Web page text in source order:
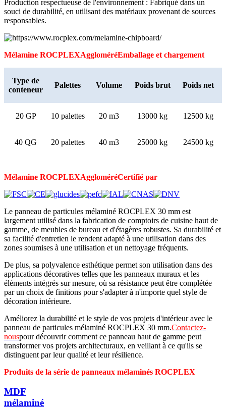
Production respectueuse de l'environnement : Fabriqué dans un
souci de durabilité, en utilisant des matériaux provenant de sources
responsables.
Mélamine ROCPLEXAggloméréEmballage et chargement
Type de
conteneur
Palettes Volume Poids brut Poids net
20 GP 10 palettes 20 m3 13000 kg 12500 kg
40 QG 20 palettes 40 m3 25000 kg 24500 kg
Mélamine ROCPLEXAggloméréCertifié par
Le panneau de particules mélaminé ROCPLEX 30 mm est
largement utilisé dans la fabrication de comptoirs de cuisine haut de
gamme, de meubles de bureau et d'étagères robustes. Sa durabilité et
sa facilité d'entretien le rendent adapté à une utilisation dans des
zones soumises à une utilisation et un nettoyage fréquents.
De plus, sa polyvalence esthétique permet son utilisation dans des
applications décoratives telles que les panneaux muraux et les
éléments intégrés sur mesure, où sa résistance peut être complétée
par un choix de finitions pour s'adapter à n'importe quel style de
décoration intérieure.
Améliorez la durabilité et le style de vos projets d'intérieur avec le
panneau de particules mélaminé ROCPLEX 30 mm.Contactez-
nouspour découvrir comment ce panneau haut de gamme peut
transformer vos projets architecturaux, en veillant à ce qu'ils se
distinguent par leur qualité et leur résilience.
Produits de la série de panneaux mélaminés ROCPLEX
MDF
mélaminé